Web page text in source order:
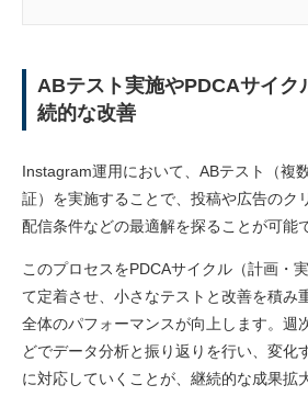
ABテスト実施やPDCAサイク
続的な改善
Instagram運用において、ABテスト（複
証）を実施することで、投稿や広告のク
配信条件などの最適解を探ることが可能
このプロセスをPDCAサイクル（計画・
て定着させ、小さなテストと改善を積み
全体のパフォーマンスが向上します。週
どでデータ分析と振り返りを行い、変化
に対応していくことが、継続的な成果拡